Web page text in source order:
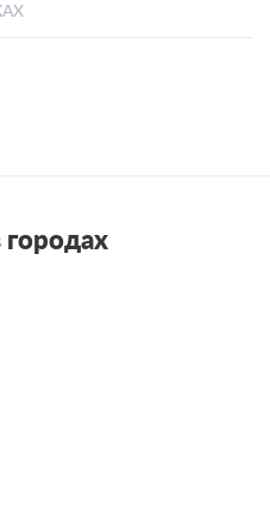
в городах